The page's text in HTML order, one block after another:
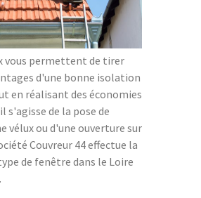
vous permettent de tirer
d'une bonne isolation
en réalisant des économies
s'agisse de la pose de
vélux ou d'une ouverture sur
Couvreur 44 effectue la
de fenêtre dans le Loire